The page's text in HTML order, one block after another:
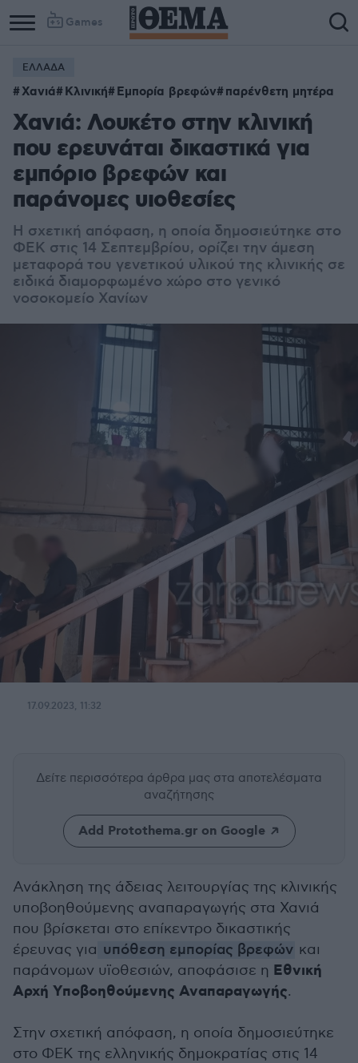
Games
ΕΛΛΑΔΑ
Χανιά Κλινική Εμπορία βρεφών παρένθετη μητέρα
Χανιά: Λουκέτο στην κλινική
που ερευνάται δικαστικά για
εμπόριο βρεφών και
παράνομες υιοθεσίες
Η σχετική απόφαση, η οποία δημοσιεύτηκε στο
ΦΕΚ στις 14 Σεπτεμβρίου, ορίζει την άμεση
μεταφορά του γενετικού υλικού της κλινικής σε
ειδικά διαμορφωμένο χώρο στο γενικό
νοσοκομείο Χανίων
17.09.2023, 11:32
Δείτε περισσότερα άρθρα μας στα αποτελέσματα
αναζήτησης
Add Protothema.gr on Google
Ανάκληση της άδειας λειτουργίας της κλινικής
υποβοηθούμενης αναπαραγωγής στα Χανιά
που βρίσκεται στο επίκεντρο δικαστικής
έρευνας για υπόθεση εμπορίας βρεφών και
παράνομων υϊοθεσιών, αποφάσισε η Εθνική
Αρχή Υποβοηθούμενης Αναπαραγωγής.
Στην σχετική απόφαση, η οποία δημοσιεύτηκε
στο ΦΕΚ της ελληνικής δημοκρατίας στις 14